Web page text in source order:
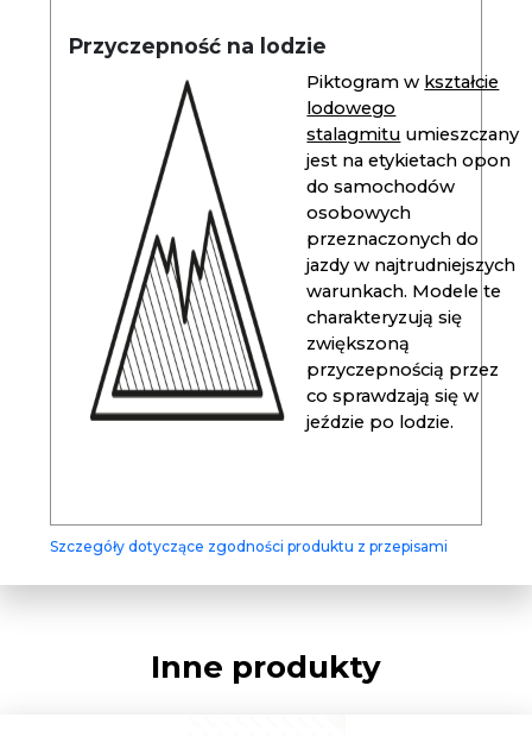
Przyczepność na lodzie
Piktogram w kształcie
lodowego
stalagmitu umieszczany
jest na etykietach opon
do samochodów
osobowych
przeznaczonych do
jazdy w najtrudniejszych
warunkach. Modele te
charakteryzują się
zwiększoną
przyczepnością przez
co sprawdzają się w
jeździe po lodzie.
Szczegóły dotyczące zgodności produktu z przepisami
Inne produkty